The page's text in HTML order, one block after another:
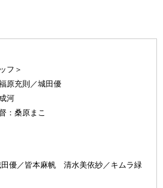
フ＞
原充則／城田優
河
：桑原まこ
優／皆本麻帆 清水美依紗／キムラ緑